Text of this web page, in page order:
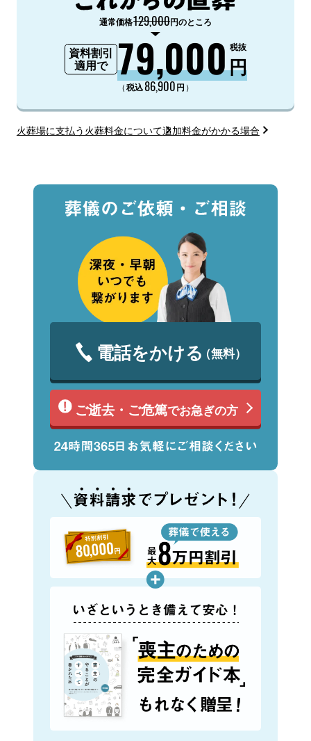
通常価格129,000円のところ
資料割引
適用で
79,000円
税抜
（税込86,900円 ）
火葬場に支払う火葬料金について追加料金がかかる場合
電話をかける（無料）
ご逝去・ご危篤でお急ぎの方